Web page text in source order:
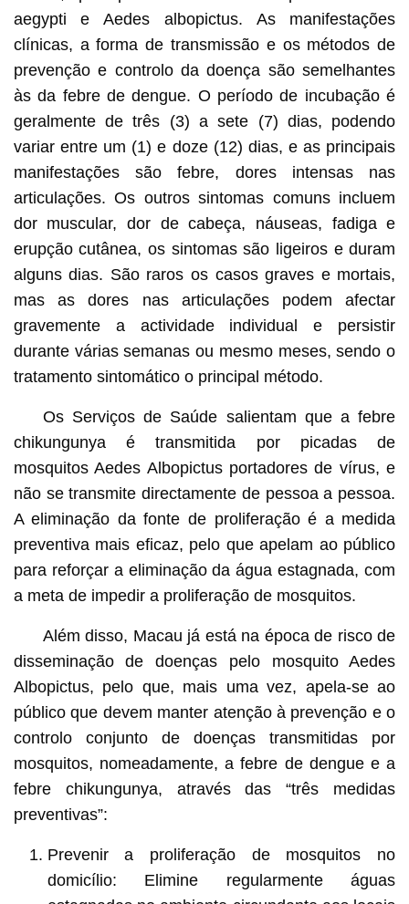
aegypti e Aedes albopictus. As manifestações
clínicas, a forma de transmissão e os métodos de
prevenção e controlo da doença são semelhantes
às da febre de dengue. O período de incubação é
geralmente de três (3) a sete (7) dias, podendo
variar entre um (1) e doze (12) dias, e as principais
manifestações são febre, dores intensas nas
articulações. Os outros sintomas comuns incluem
dor muscular, dor de cabeça, náuseas, fadiga e
erupção cutânea, os sintomas são ligeiros e duram
alguns dias. São raros os casos graves e mortais,
mas as dores nas articulações podem afectar
gravemente a actividade individual e persistir
durante várias semanas ou mesmo meses, sendo o
tratamento sintomático o principal método.
Os Serviços de Saúde salientam que a febre
chikungunya é transmitida por picadas de
mosquitos Aedes Albopictus portadores de vírus, e
não se transmite directamente de pessoa a pessoa.
A eliminação da fonte de proliferação é a medida
preventiva mais eficaz, pelo que apelam ao público
para reforçar a eliminação da água estagnada, com
a meta de impedir a proliferação de mosquitos.
Além disso, Macau já está na época de risco de
disseminação de doenças pelo mosquito Aedes
Albopictus, pelo que, mais uma vez, apela-se ao
público que devem manter atenção à prevenção e o
controlo conjunto de doenças transmitidas por
mosquitos, nomeadamente, a febre de dengue e a
febre chikungunya, através das “três medidas
preventivas”:
Prevenir a proliferação de mosquitos no
domicílio: Elimine regularmente águas